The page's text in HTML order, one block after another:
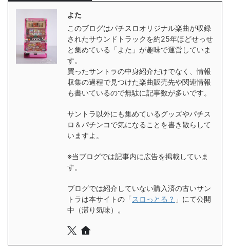
よた
このブログはパチスロオリジナル楽曲が収録
されたサウンドトラックを約25年ほどせっせ
と集めている「よた」が趣味で運営していま
す。
買ったサントラの中身紹介だけでなく、情報
収集の過程で見つけた楽曲販売先や関連情報
も書いているので無駄に記事数が多いです。
サントラ以外にも集めているグッズやパチス
ロ＆パチンコで気になることを書き散らして
いますよ。
※当ブログでは記事内に広告を掲載していま
す。
ブログでは紹介していない購入済の古いサン
トラは本サイトの「スロっとる？ 」にて公開
中（滞り気味）。